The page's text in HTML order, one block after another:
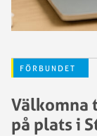
FÖRBUNDET
Välkomna
på plats i